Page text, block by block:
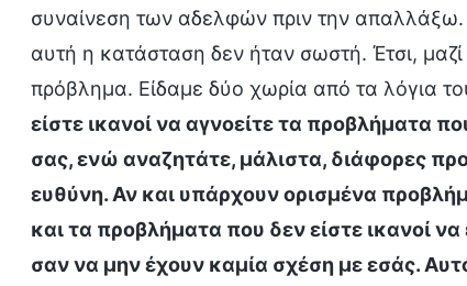
συναίνεση των αδελφών πριν την απαλλάξω.
αυτή η κατάσταση δεν ήταν σωστή. Έτσι,
πρόβλημα. Είδαμε δύο χωρία από τα λόγια
είστε ικανοί να αγνοείτε τα προβλήματα
σας, ενώ αναζητάτε, μάλιστα, διάφορες
ευθύνη. Αν και υπάρχουν ορισμένα
και τα προβλήματα που δεν είστε ικανοί
σαν να μην έχουν καμία σχέση με εσάς.